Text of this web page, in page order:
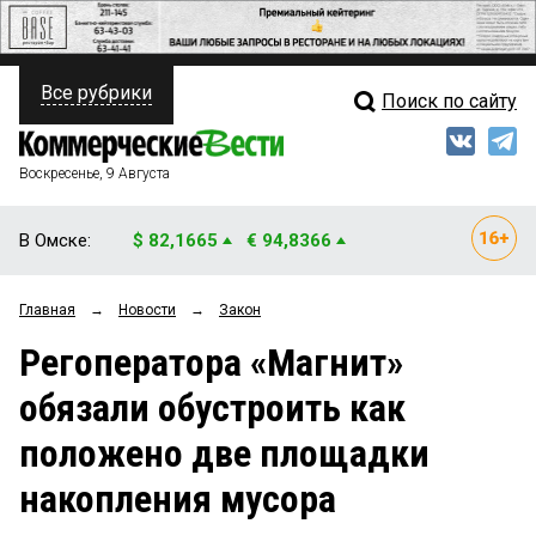
ПОЛИТИКА
ФИНАНСЫ
ОБЩЕСТВО
ЗАКОН
НОВОСТИ КОМПАНИЙ
Свежий выпуск
Рейтинги
Блоги
Архив
Все рубрики Поиск по сайту
Воскресенье, 9 Августа
В Омске: $ 82,1665 € 94,8366
Главная → Новости → Закон
Регоператора «Магнит»
обязали обустроить как
положено две площадки
накопления мусора